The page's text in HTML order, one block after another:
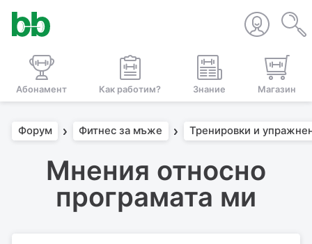
Абонамент Как работим? Знание Магазин
Форум Фитнес за мъже Тренировки и
Мнения относно
програмата ми